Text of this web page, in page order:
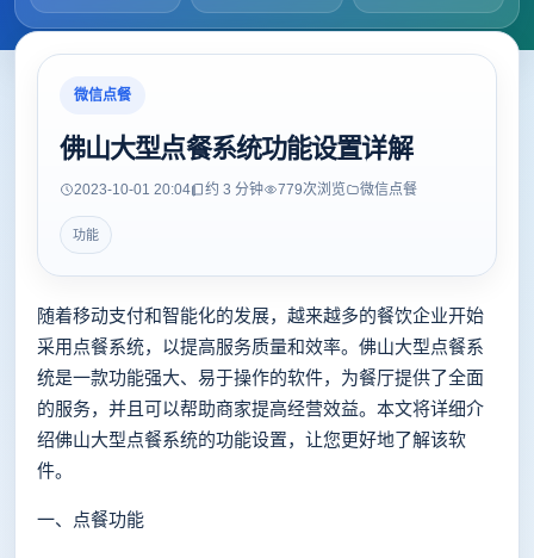
微信点餐
佛山大型点餐系统功能设置详解
2023-10-01 20:04 约 3 分钟 779次浏览 微信点餐
功能
随着移动支付和智能化的发展，越来越多的餐饮企业开始
采用点餐系统，以提高服务质量和效率。佛山大型点餐系
统是一款功能强大、易于操作的软件，为餐厅提供了全面
的服务，并且可以帮助商家提高经营效益。本文将详细介
绍佛山大型点餐系统的功能设置，让您更好地了解该软
件。
一、点餐功能